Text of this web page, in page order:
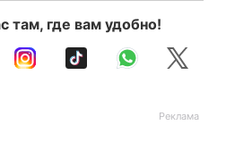
там, где вам удобно!